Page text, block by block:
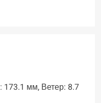
173.1 мм, Ветер: 8.7